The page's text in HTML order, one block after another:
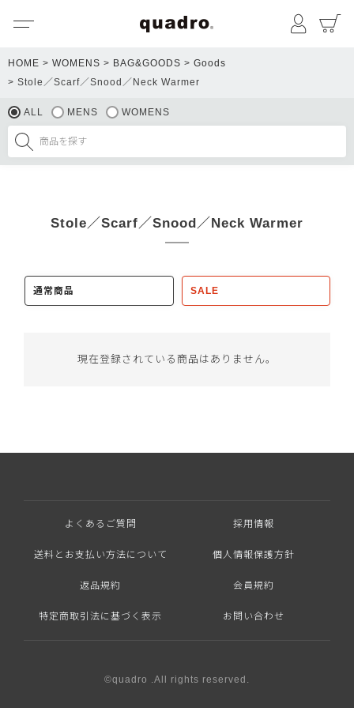
マイペ
HOME WOMENS BAG&GOODS
Goods
Stole／Scarf／Snood／Neck Warmer
ALL MENS WOMENS
Stole／Scarf／Snood／Neck Warmer
通常商品 SALE
現在登録されている商品はありません。
よくあるご質問 採用情報
送料とお支払い方法について 個人情報保護方針
返品規約 会員規約
特定商取引法に基づく表示 お問い合わせ
©quadro .All rights reserved.